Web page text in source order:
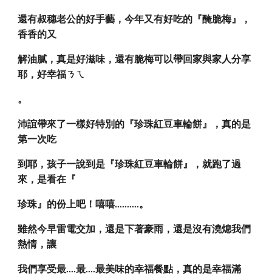
還有叔穗老公的好手藝，今年又有好吃的『醃脆梅』，
香香的又
解油膩，真是好滋味，還有脆梅可以帶回家與家人分享
耶，好幸福ㄋㄟ
。
沛誼帶來了一樣好特別的『珍珠紅豆車輪餅』，真的是
第一次吃
到耶，孩子一說到是『珍珠紅豆車輪餅』，就跑了過
來，是看在『
珍珠』的份上吧！嘻嘻..........。
雖然今早雷電交加，還是下著豪雨，還是沒有澆熄我們
熱情，讓
我們享受最....最....最美味的幸福餐點，真的是幸福滿